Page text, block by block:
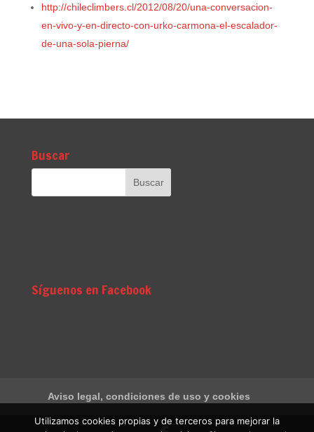
http://chileclimbers.cl/2012/08/20/una-conversacion-
en-vivo-y-en-directo-con-urko-carmona-el-escalador-
de-una-sola-pierna/
Buscar
Síguenos en Facebook
Aviso legal, condiciones de uso y cookies
Utilizamos cookies propias y de terceros para mejorar la